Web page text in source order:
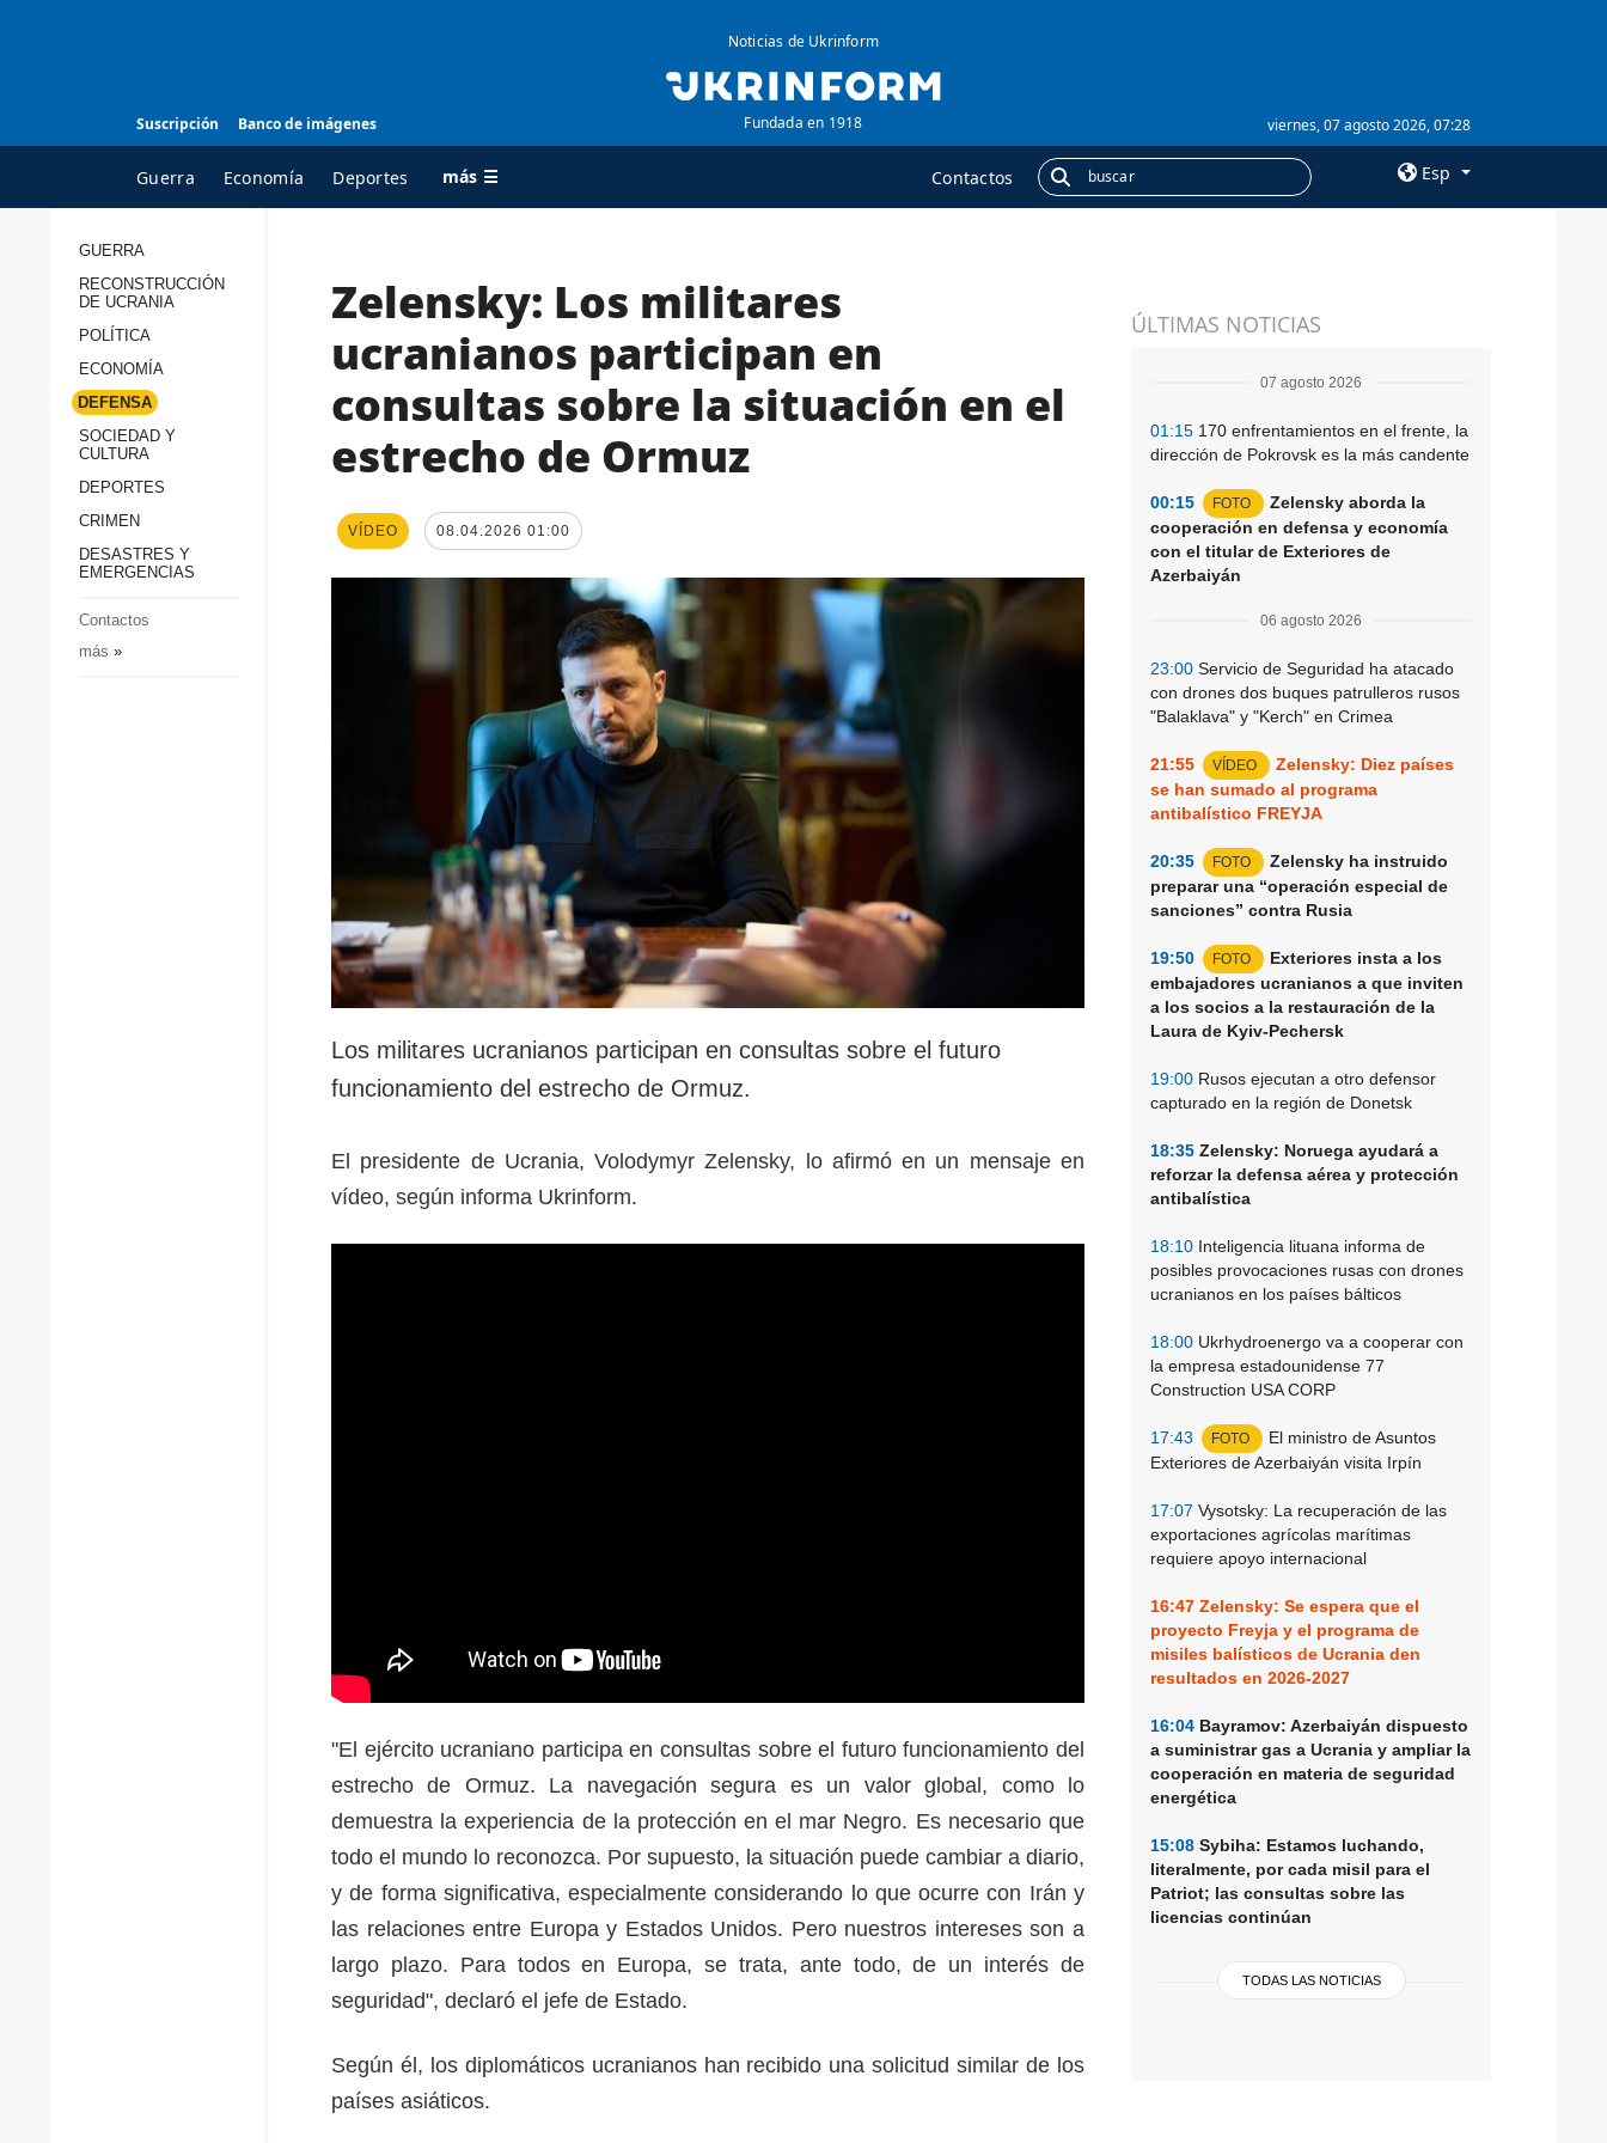
Suscripción Banco de imágenes
Noticias de Ukrinform
Fundada en 1918 viernes, 07 agosto 2026, 07:28
Guerra Economía Deportes más ☰ Contactos Esp
TODAS LAS
Reconstrucción de
Sociedad y Cultura
AGENCIA
contacto
condiciones de
suscripción
servicios
Política de privacidad y
protección de datos
Publicaciones
Entrevistas
Suscripción
GUERRA
RECONSTRUCCIÓN
DE UCRANIA
POLÍTICA
ECONOMÍA
DEFENSA
SOCIEDAD Y
CULTURA
DEPORTES
CRIMEN
DESASTRES Y
EMERGENCIAS
Contactos
más »
ÚLTIMAS NOTICIAS
07 agosto 2026
01:15 170 enfrentamientos en el frente, la
dirección de Pokrovsk es la más candente
00:15 FOTO
Zelensky aborda la
cooperación en defensa y economía
con el titular de Exteriores de
Azerbaiyán
06 agosto 2026
23:00 Servicio de Seguridad ha atacado
con drones dos buques patrulleros rusos
"Balaklava" y "Kerch" en Crimea
21:55 VÍDEO
Zelensky: Diez países
se han sumado al programa
antibalístico FREYJA
20:35 FOTO
Zelensky ha instruido
preparar una “operación especial de
sanciones” contra Rusia
19:50 FOTO
Exteriores insta a los
embajadores ucranianos a que inviten
a los socios a la restauración de la
Laura de Kyiv-Pechersk
19:00 Rusos ejecutan a otro defensor
capturado en la región de Donetsk
18:35 Zelensky: Noruega ayudará a
reforzar la defensa aérea y protección
antibalística
18:10 Inteligencia lituana informa de
posibles provocaciones rusas con drones
ucranianos en los países bálticos
18:00 Ukrhydroenergo va a cooperar con
la empresa estadounidense 77
Construction USA CORP
17:43 FOTO
El ministro de Asuntos
Exteriores de Azerbaiyán visita Irpín
17:07 Vysotsky: La recuperación de las
exportaciones agrícolas marítimas
requiere apoyo internacional
16:47 Zelensky: Se espera que el
proyecto Freyja y el programa de
misiles balísticos de Ucrania den
resultados en 2026-2027
16:04 Bayramov: Azerbaiyán dispuesto
a suministrar gas a Ucrania y ampliar la
cooperación en materia de seguridad
energética
15:08 Sybiha: Estamos luchando,
literalmente, por cada misil para el
Patriot; las consultas sobre las
licencias continúan
TODAS LAS NOTICIAS
Zelensky: Los militares
ucranianos participan en
consultas sobre la situación en el
estrecho de Ormuz
VÍDEO 08.04.2026 01:00
Los militares ucranianos participan en consultas sobre el futuro
funcionamiento del estrecho de Ormuz.
El presidente de Ucrania, Volodymyr Zelensky, lo afirmó en un mensaje en
vídeo, según informa Ukrinform.
"El ejército ucraniano participa en consultas sobre el futuro funcionamiento del
estrecho de Ormuz. La navegación segura es un valor global, como lo
demuestra la experiencia de la protección en el mar Negro. Es necesario que
todo el mundo lo reconozca. Por supuesto, la situación puede cambiar a diario,
y de forma significativa, especialmente considerando lo que ocurre con Irán y
las relaciones entre Europa y Estados Unidos. Pero nuestros intereses son a
largo plazo. Para todos en Europa, se trata, ante todo, de un interés de
seguridad", declaró el jefe de Estado.
Según él, los diplomáticos ucranianos han recibido una solicitud similar de los
países asiáticos.